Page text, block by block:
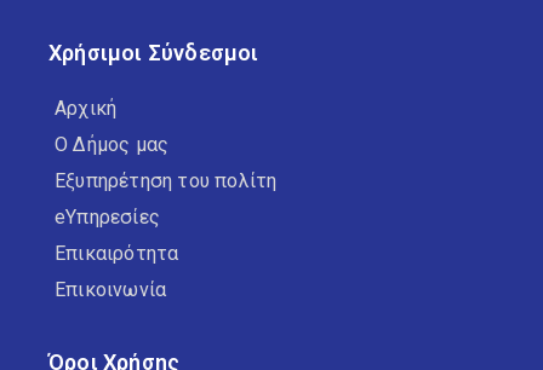
Χρήσιμοι Σύνδεσμοι
Αρχική
Ο Δήμος μας
Εξυπηρέτηση του πολίτη
eΥπηρεσίες
Επικαιρότητα
Επικοινωνία
Όροι Χρήσης